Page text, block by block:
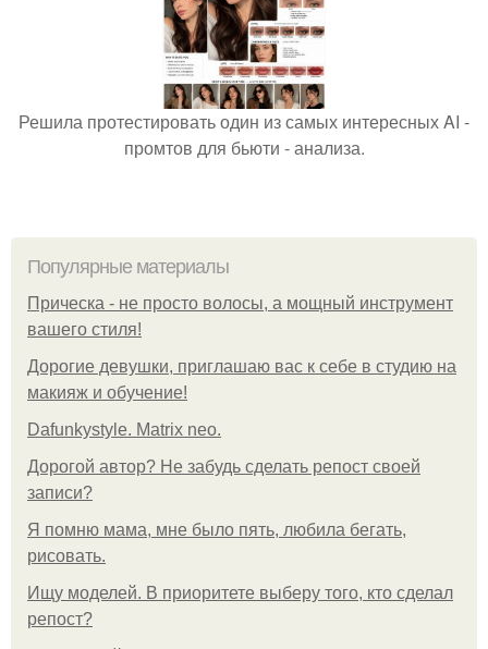
Решила протестировать один из самых интересных AI -
промтов для бьюти - анализа.
Популярные материалы
Прическа - не просто волосы, а мощный инструмент
вашего стиля!
Дорогие девушки, приглашаю вас к себе в студию на
макияж и обучение!
Dafunkystyle. Matrix neo.
Дорогой автор? Не забудь сделать репост своей
записи?
Я помню мама, мне было пять, любила бегать,
рисовать.
Ищу моделей. В приоритете выберу того, кто сделал
репост?